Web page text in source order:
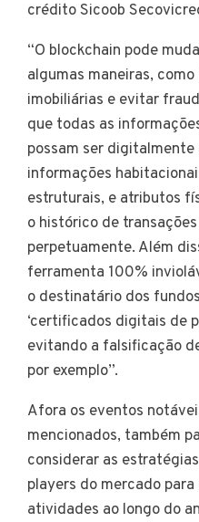
crédito Sicoob
“O blockchain pode
algumas maneiras,
imobiliárias e evitar
que todas as
possam ser
informações
estruturais, e atributos
o histórico de
perpetuamente. Além
ferramenta 100%
o destinatário dos
‘certificados digitais de
evitando a falsificação
por exemplo”.
Afora os eventos
mencionados, também
considerar as
players do mercado
atividades ao longo do